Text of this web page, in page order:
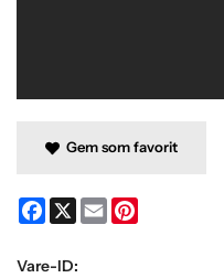
Gem som favorit
Facebook
X Email
Vare-ID: